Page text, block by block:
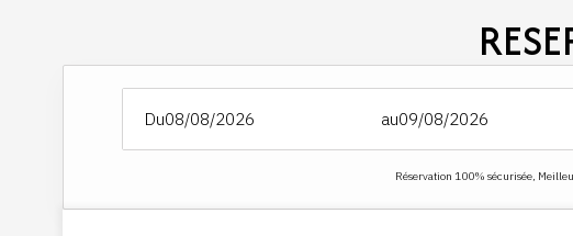
Du au
Réservation 100% sécurisée,